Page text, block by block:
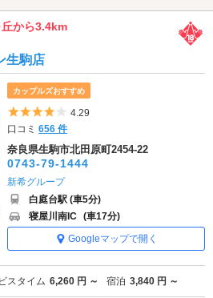
から3.4km
生駒店
カップルズおすすめ
5つ星のうち4
4.29
口コミ656 件
奈良県生駒市北田原町2454-22
0743-79-1444
新希グループ
白庭台駅 (車5分)
寝屋川南IC (車17分)
Googleマップで開く
スタイム 6,260 円 ～ 宿泊 3,840 円 ～